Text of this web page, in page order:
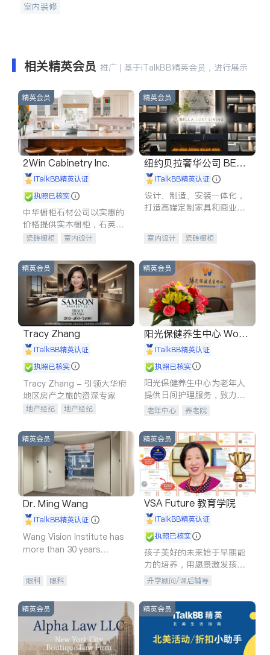
室内装修
相关精英会员 推广 | 基于iTalkBB精英会员，进行展示
精英会员
2Win Cabinetry Inc.
iTalkBB精英认证
执照已核实
中华橱柜石材公司以实惠的
价格提供实木橱柜，石英石
台面，多种优质不锈钢水
质厨房，家的选择。
瓷砖橱柜
室内设计
室内装修
精英会员
纽约贝拉奢华公司 BELL
A LUXE
iTalkBB精英认证
设计、制造、安装一体化，
打造高端定制家具和商业空
室内设计
瓷砖橱柜
售前软装staging
室内装修
精英会员
Tracy Zhang
iTalkBB精英认证
执照已核实
Tracy Zhang - 引领大华府
地区房产之旅的资深专家
地产经纪
地产经纪
商铺租售
开发商建商
精英会员
阳光保健养生中心 World
shine
iTalkBB精英认证
执照已核实
阳光保健养生中心为老年人
提供日间护理服务，致力于
通过持续的护理创新来有效
老年中心 养老院
精英会员
Dr. Ming Wang
iTalkBB精英认证
Wang Vision Institute has
more than 30 years
眼科 眼科
精英会员
VSA Future 教育学院
iTalkBB精英认证
执照已核实
孩子美好的未来始于早期能
力的培养，用愿景激发孩子
的学习潜力和动力。理念：
石。
升学顾问/课后辅导
精英会员 精英会员